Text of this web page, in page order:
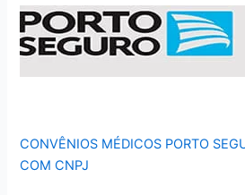
CONVÊNIOS MÉDICOS PORTO
COM CNPJ